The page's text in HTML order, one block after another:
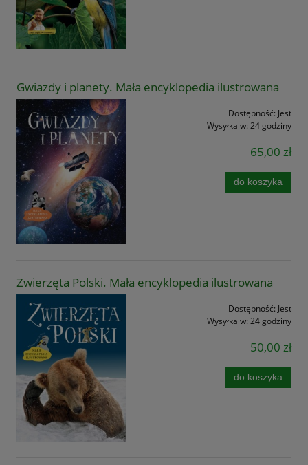
Gwiazdy i planety. Mała encyklopedia ilustrowana
Dostępność: Jest
Wysyłka w: 24 godziny
65,00 zł
do koszyka
Zwierzęta Polski. Mała encyklopedia ilustrowana
Dostępność: Jest
Wysyłka w: 24 godziny
50,00 zł
do koszyka